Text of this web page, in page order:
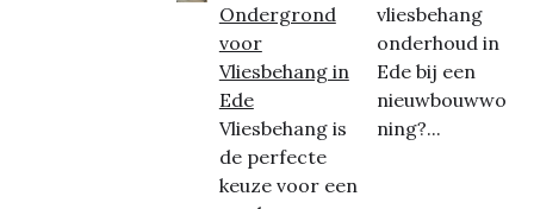
Ondergrond
voor
Vliesbehang in
Ede
Vliesbehang is
de perfecte
keuze voor een
vliesbehang
onderhoud in
Ede bij een
nieuwbouwwo
ning?...